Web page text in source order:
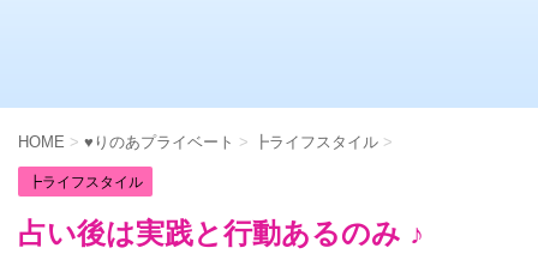
HOME > ♥りのあプライベート > ┣ライフスタイル >
┣ライフスタイル
占い後は実践と行動あるのみ ♪